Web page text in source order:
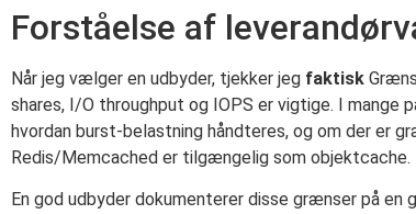
Forståelse af
Når jeg vælger en udbyder, tjekker jeg faktisk
shares, I/O throughput og IOPS er vigtige. I mange
hvordan burst-belastning håndteres, og om der er
Redis/Memcached er tilgængelig som objektcache.
En god udbyder dokumenterer disse grænser på